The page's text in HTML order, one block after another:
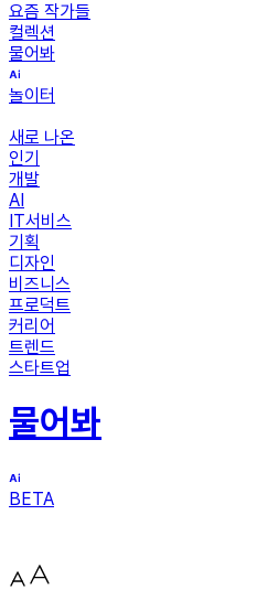
요즘 작가들
컬렉션
물어봐
놀이터
새로 나온
인기
개발
AI
IT서비스
기획
디자인
비즈니스
프로덕트
커리어
트렌드
스타트업
물어봐
BETA